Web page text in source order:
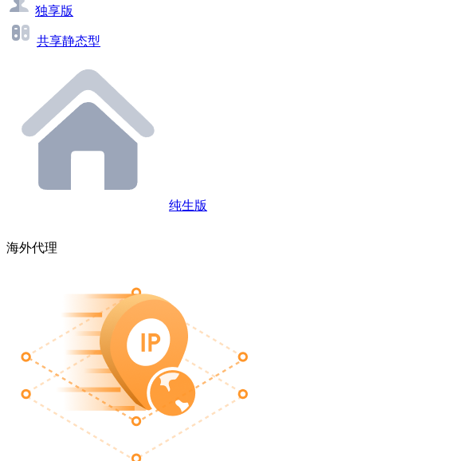
独享版
共享静态型
纯生版
海外代理